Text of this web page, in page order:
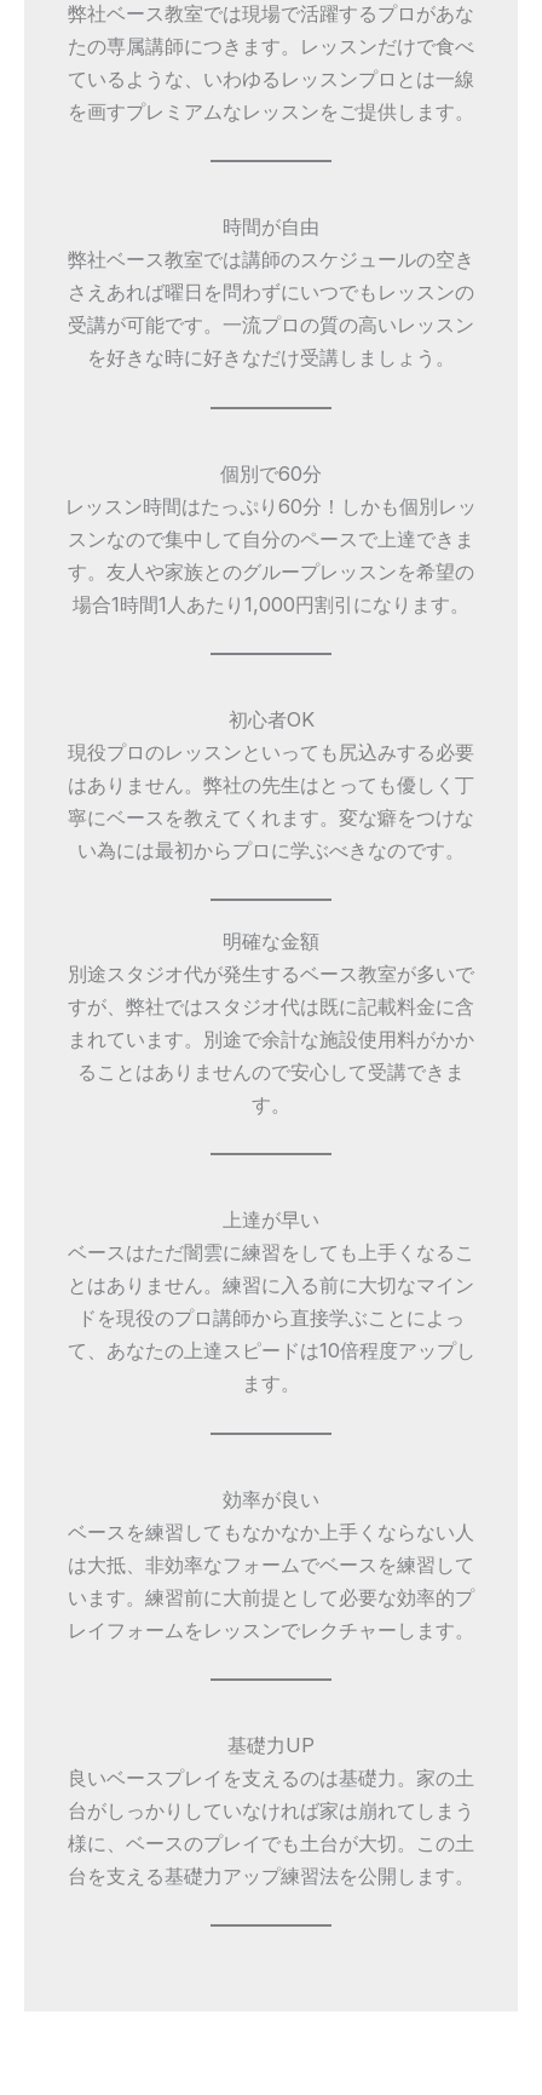
弊社ベース教室では現場で活躍するプロがあな
たの専属講師につきます。レッスンだけで食べ
ているような、いわゆるレッスンプロとは一線
を画すプレミアムなレッスンをご提供します。
時間が自由
弊社ベース教室では講師のスケジュールの空き
さえあれば曜日を問わずにいつでもレッスンの
受講が可能です。一流プロの質の高いレッスン
を好きな時に好きなだけ受講しましょう。
個別で60分
レッスン時間はたっぷり60分！しかも個別レッ
スンなので集中して自分のペースで上達できま
す。友人や家族とのグループレッスンを希望の
場合1時間1人あたり1,000円割引になります。
初心者OK
現役プロのレッスンといっても尻込みする必要
はありません。弊社の先生はとっても優しく丁
寧にベースを教えてくれます。変な癖をつけな
い為には最初からプロに学ぶべきなのです。
明確な金額
別途スタジオ代が発生するベース教室が多いで
すが、弊社ではスタジオ代は既に記載料金に含
まれています。別途で余計な施設使用料がかか
ることはありませんので安心して受講できま
す。
上達が早い
ベースはただ闇雲に練習をしても上手くなるこ
とはありません。練習に入る前に大切なマイン
ドを現役のプロ講師から直接学ぶことによっ
て、あなたの上達スピードは10倍程度アップし
ます。
効率が良い
ベースを練習してもなかなか上手くならない人
は大抵、非効率なフォームでベースを練習して
います。練習前に大前提として必要な効率的プ
レイフォームをレッスンでレクチャーします。
基礎力UP
良いベースプレイを支えるのは基礎力。家の土
台がしっかりしていなければ家は崩れてしまう
様に、ベースのプレイでも土台が大切。この土
台を支える基礎力アップ練習法を公開します。